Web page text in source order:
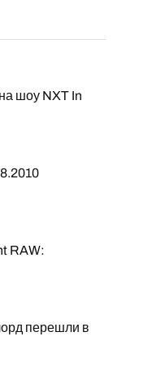
шоу NXT In
RAW:
перешли в